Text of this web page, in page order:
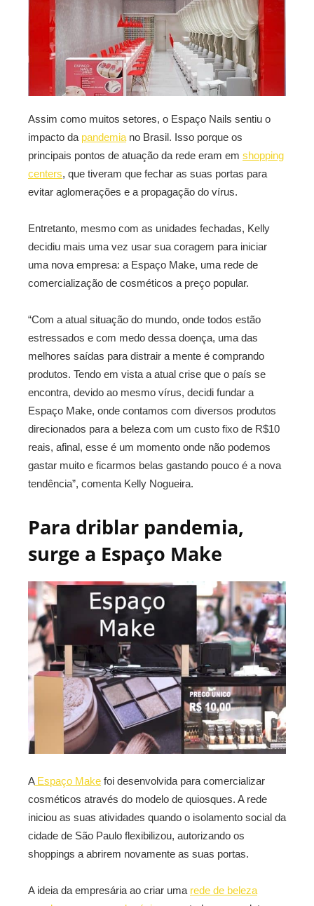
Assim como muitos setores, o Espaço Nails sentiu o
impacto da pandemia no Brasil. Isso porque os
principais pontos de atuação da rede eram em shopping
centers, que tiveram que fechar as suas portas para
evitar aglomerações e a propagação do vírus.
Entretanto, mesmo com as unidades fechadas, Kelly
decidiu mais uma vez usar sua coragem para iniciar
uma nova empresa: a Espaço Make, uma rede de
comercialização de cosméticos a preço popular.
“Com a atual situação do mundo, onde todos estão
estressados e com medo dessa doença, uma das
melhores saídas para distrair a mente é comprando
produtos. Tendo em vista a atual crise que o país se
encontra, devido ao mesmo vírus, decidi fundar a
Espaço Make, onde contamos com diversos produtos
direcionados para a beleza com um custo fixo de R$10
reais, afinal, esse é um momento onde não podemos
gastar muito e ficarmos belas gastando pouco é a nova
tendência”, comenta Kelly Nogueira.
Para driblar pandemia,
surge a Espaço Make
AEspaço Make foi desenvolvida para comercializar
cosméticos através do modelo de quiosques. A rede
iniciou as suas atividades quando o isolamento social da
cidade de São Paulo flexibilizou, autorizando os
shoppings a abrirem novamente as suas portas.
A ideia da empresária ao criar uma rede de beleza